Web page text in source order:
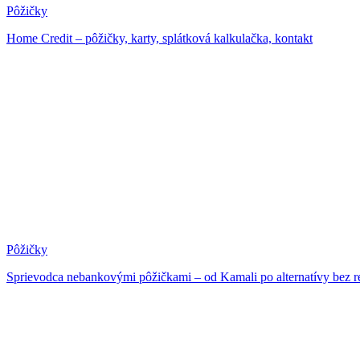
Pôžičky
Home Credit – pôžičky, karty, splátková kalkulačka, kontakt
Pôžičky
Sprievodca nebankovými pôžičkami – od Kamali po alternatívy bez